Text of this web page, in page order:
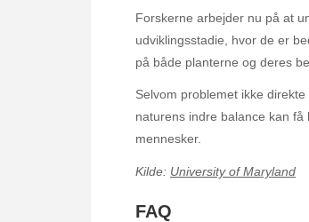
Forskerne arbejder nu på at
udviklingsstadie, hvor de er
på både planterne og deres
Selvom problemet ikke
naturens indre balance kan
mennesker.
Kilde: University of Maryland
FAQ